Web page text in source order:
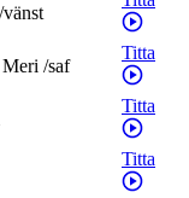
/vänst
Meri /saf
Titta
Titta
Titta